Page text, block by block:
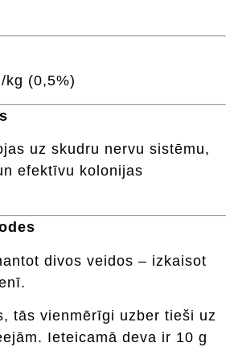
kg (0,5%)
uz skudru nervu sistēmu,
efektīvu kolonijas
divos veidos – izkaisot
tās vienmērīgi uzber tieši uz
Ieteicamā deva ir 10 g